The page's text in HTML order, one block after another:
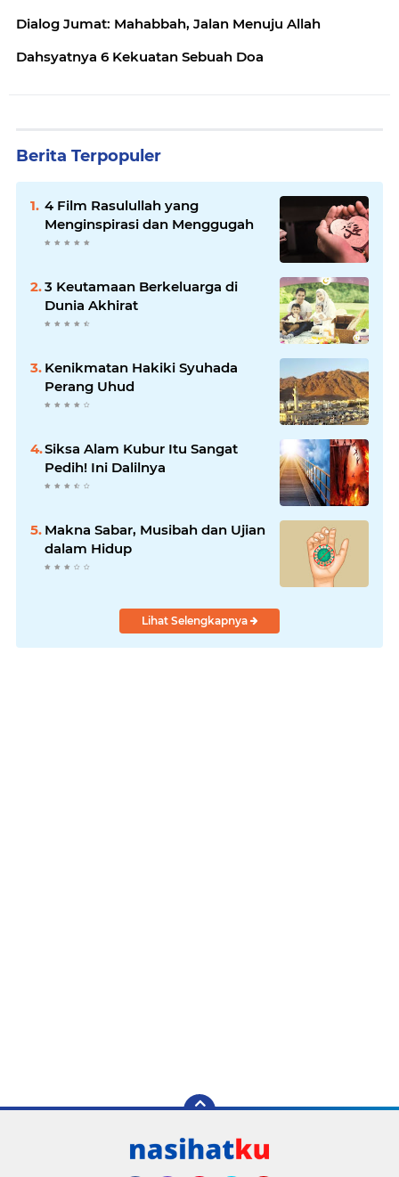
Dialog Jumat: Mahabbah, Jalan Menuju Allah
Dahsyatnya 6 Kekuatan Sebuah Doa
Berita Terpopuler
4 Film Rasulullah yang
Menginspirasi dan Menggugah
3 Keutamaan Berkeluarga di
Dunia Akhirat
Kenikmatan Hakiki Syuhada
Perang Uhud
Siksa Alam Kubur Itu Sangat
Pedih! Ini Dalilnya
Makna Sabar, Musibah dan Ujian
dalam Hidup
Lihat Selengkapnya